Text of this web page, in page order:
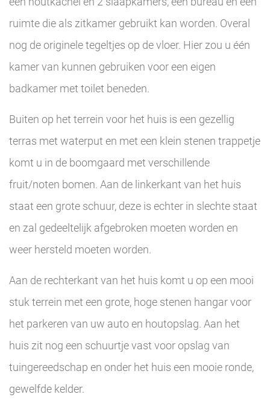
ruimte die als zitkamer gebruikt kan worden. Overal
nog de originele tegeltjes op de vloer. Hier zou u één
kamer van kunnen gebruiken voor een eigen
badkamer met toilet beneden.
Buiten op het terrein voor het huis is een gezellig
terras met waterput en met een klein stenen trappetje
komt u in de boomgaard met verschillende
fruit/noten bomen. Aan de linkerkant van het huis
staat een grote schuur, deze is echter in slechte staat
en zal gedeeltelijk afgebroken moeten worden en
weer hersteld moeten worden.
Aan de rechterkant van het huis komt u op een mooi
stuk terrein met een grote, hoge stenen hangar voor
het parkeren van uw auto en houtopslag. Aan het
huis zit nog een schuurtje vast voor opslag van
tuingereedschap en onder het huis een mooie ronde,
gewelfde kelder.